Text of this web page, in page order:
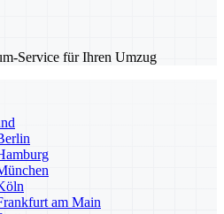
Service für Ihren Umzug
am Main